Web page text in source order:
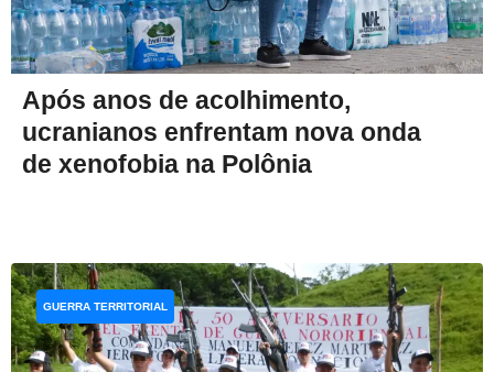
Após anos de acolhimento,
ucranianos enfrentam nova onda
de xenofobia na Polônia
GUERRA TERRITORIAL